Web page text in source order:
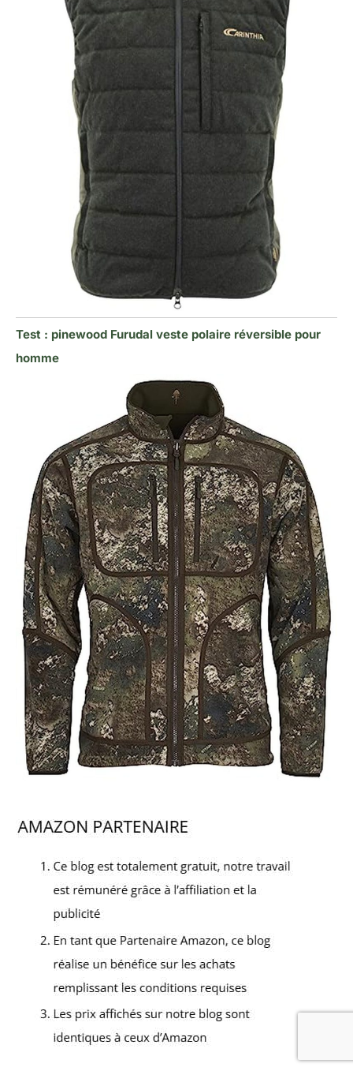
Test : pinewood Furudal veste polaire réversible pour
homme